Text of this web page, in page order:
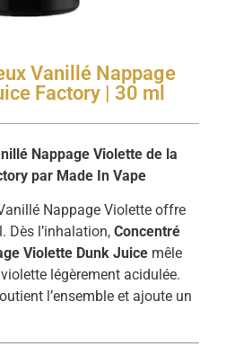
Vanillé Nappage
Factory | 30 ml
Nappage Violette de la
par Made In Vape
Nappage Violette offre
Dès l’inhalation, Concentré
Violette Dunk Juice mêle
légèrement acidulée.
l’ensemble et ajoute un